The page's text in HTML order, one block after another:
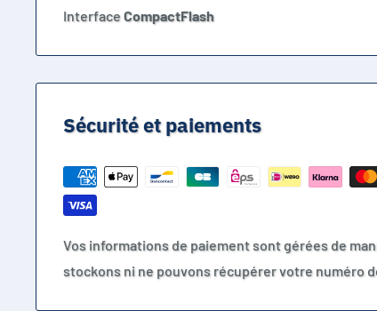
InterfaceCompactFlash
Sécurité et paiements
Vos informations de paiement sont gérées de
stockons ni ne pouvons récupérer votre numéro